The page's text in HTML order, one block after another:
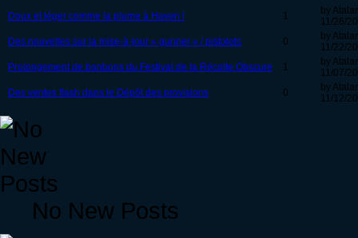
Doux et léger comme la plume à Haven !
1
by
11/26/
Des nouvelles sur la mise-à-jour « gunner » / pistolets
0
by
11/22/
Prolongement de bonbons du Festival de la Récolte Obscure
1
by
11/07/
Des ventes flash dans le Dépôt des provisions
0
by
11/12/
No New Posts